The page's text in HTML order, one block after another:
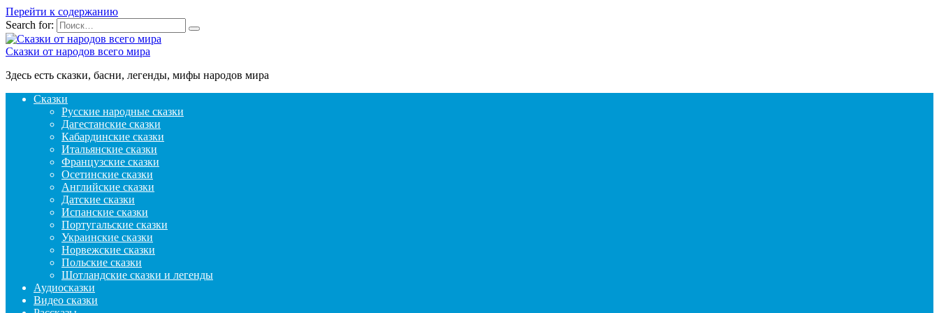
Перейти к содержанию
Search for:
Сказки от народов всего мира
Здесь есть сказки, басни, легенды, мифы народов мира
Сказки
Русские народные сказки
Дагестанские сказки
Кабардинские сказки
Итальянские сказки
Французские сказки
Осетинские сказки
Английские сказки
Датские сказки
Испанские сказки
Португальские сказки
Украинские сказки
Норвежские сказки
Польские сказки
Шотландские сказки и легенды
Аудиосказки
Видео сказки